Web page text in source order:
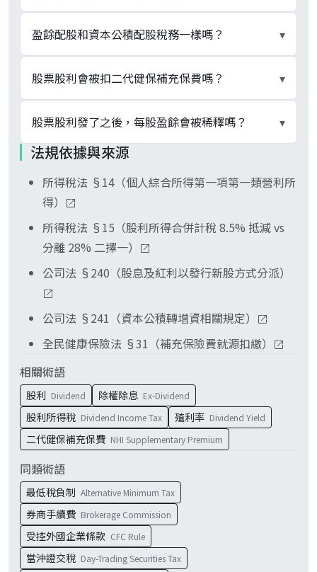
所得 = 獲配股數 × 10 元；獲配股數 = 持有股數 ×
（每股配發股票股利 ÷ 10）。例：持有 1 張公司
10 = 3,000 元。國稅局函釋一致見解，後續出售時
亦以面額 10 元作為原始取得成本。
同屬《所得稅法》§14 第一項第一類營利所得，
§15 二擇一規則一致：合併計稅享 8.5% 抵減（上
限 8 萬元）或分離 28%。差別只在金額認定：現金
配股數計算。8.5% 抵減一樣適用於股票股利的稅
基。
盈餘配股和資本公積配股稅務一樣嗎？ ▾
不一樣。盈餘配股（盈餘轉增資）按面額 10 元計
入股利所得，發放年度即課稅；資本公積轉增資配
股原則上免予計入取得年度所得，股票背面須註記
額」性質之公積（受贈、庫藏股交易溢價等）仍應
作為股利所得課稅。看公司公告的「配股來源」欄
位判斷。
股票股利會被扣二代健保補充保費嗎？ ▾
會。依《全民健康保險法》§31 計入單筆股利門
檻，單筆達 20,000 元起扣、上限 1,000 萬元、費
率 2.11%。股票股利雖未拿到現金，但仍按面額計
算金額納入門檻判斷；公司同次發放現金與股票股
利時，扣費義務人於現金股利那一筆合併扣取，因
此你會在現金匯款裡看到較大的扣繳金額。
股票股利發了之後，每股盈餘會被稀釋嗎？ ▾
會。股票股利配發後在外流通股數同步增加，分母
變大，若公司隔年盈餘沒等比例成長，每股盈餘
EPS 就會下降，市場上稱為「配股稀釋」。對成長
期、現金支出大的公司用配股保留現金有意義；對
成熟產業則多半改採現金股利，避免無謂稀釋。觀
察重點是配股後 1～2 年 EPS 是否同步成長並順利
填權。
法規依據與來源
所得稅法 §14（個人綜合所得第一項第一類營利所
得）
所得稅法 §15（股利所得合併計稅 8.5% 抵減 vs
分離 28% 二擇一）
公司法 §240（股息及紅利以發行新股方式分派）
公司法 §241（資本公積轉增資相關規定）
全民健康保險法 §31（補充保險費就源扣繳）
相關術語
股利 Dividend 除權除息 Ex-Dividend
股利所得稅 Dividend Income Tax 殖利率 Dividend Yield
二代健保補充保費 NHI Supplementary Premium
同類術語
最低稅負制 Alternative Minimum Tax
券商手續費 Brokerage Commission
受控外國企業條款 CFC Rule
當沖證交稅 Day-Trading Securities Tax